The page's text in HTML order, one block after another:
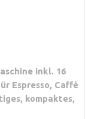
inkl. 16
Espresso, Caffè
kompaktes,